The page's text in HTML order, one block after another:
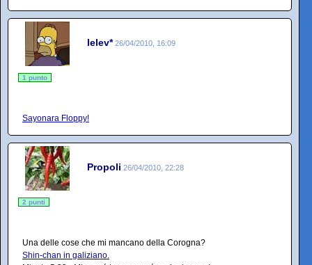
lelev* 26/04/2010, 16:09
1 punto
Sayonara Floppy!
Propoli 26/04/2010, 22:28
2 punti
Una delle cose che mi mancano della Corogna?
Shin-chan in galiziano.